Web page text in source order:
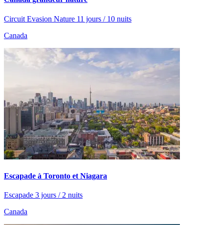
Circuit Evasion Nature 11 jours / 10 nuits
Canada
Escapade à Toronto et Niagara
Escapade 3 jours / 2 nuits
Canada